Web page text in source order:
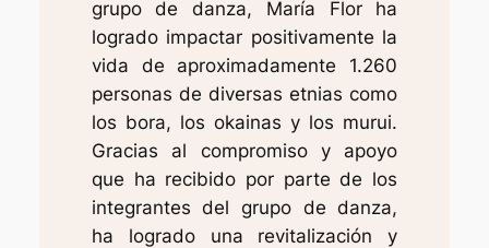
grupo de danza, María Flor ha
logrado impactar positivamente la
vida de aproximadamente 1.260
personas de diversas etnias como
los bora, los okainas y los murui.
Gracias al compromiso y apoyo
que ha recibido por parte de los
integrantes del grupo de danza,
ha logrado una revitalización y